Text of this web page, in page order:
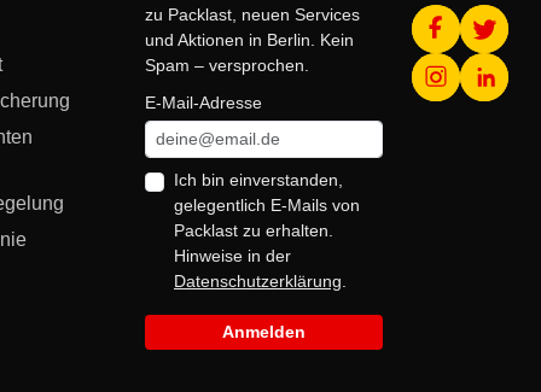
zu Packlast, neuen Services
und Aktionen in Berlin. Kein
Spam – versprochen.
E-Mail-Adresse
Ich bin einverstanden,
gelegentlich E-Mails von
Packlast zu erhalten.
Hinweise in der
Datenschutzerklärung
Anmelden